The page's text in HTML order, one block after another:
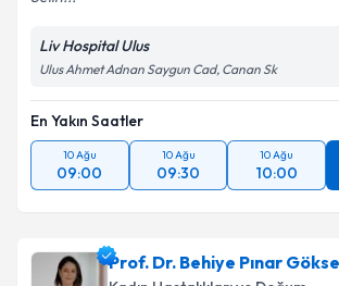
Selin...
Liv Hospital Ulus
Ulus Ahmet Adnan Saygun Cad, Canan Sk
En Yakın Saatler
10 Ağu
09:00
10 Ağu
09:30
10 Ağu
10:00
Prof. Dr. Behiye Pınar